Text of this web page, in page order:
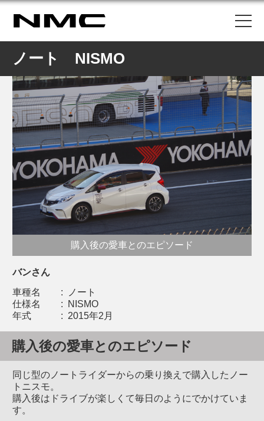
ノート NISMO
購入後の愛車とのエピソード
バンさん
車種名 :
ノート
仕様名
:
NISMO
年式
: 2015年2月
購入後の愛車とのエピソード
同じ型のノートライダーからの乗り換えで購入したノー
トニスモ。
購入後はドライブが楽しくて毎日のようにでかけていま
す。